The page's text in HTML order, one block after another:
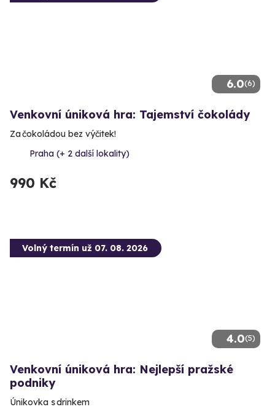
6.0(6)
Venkovní úniková hra: Tajemství čokolády
Za čokoládou bez výčitek!
Praha (+ 2 další lokality)
990 Kč
4.0(5)
Volný termín už 07. 08. 2026
Venkovní úniková hra: Nejlepší pražské
podniky
Únikovka s drinkem